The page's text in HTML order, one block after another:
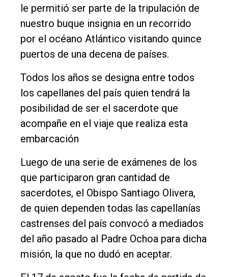
Balcarce
Inicio
Tendencia
Int.
General
Política
Cultura
Deportes
Fúnebres
Edición
Empresa
le permitió ser parte de la tripulación de
nuestro buque insignia en un recorrido
por el océano Atlántico visitando quince
puertos de una decena de países.
Todos los años se designa entre todos
los capellanes del país quien tendrá la
posibilidad de ser el sacerdote que
acompañe en el viaje que realiza esta
embarcación
Luego de una serie de exámenes de los
que participaron gran cantidad de
sacerdotes, el Obispo Santiago Olivera,
de quien dependen todas las capellanías
castrenses del país convocó a mediados
del año pasado al Padre Ochoa para dicha
misión, la que no dudó en aceptar.